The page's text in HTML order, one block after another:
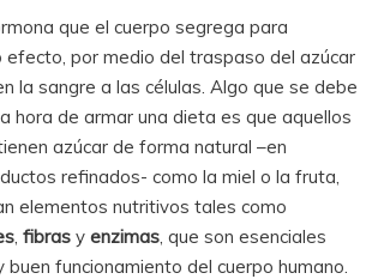
que el cuerpo segrega para
efecto, por medio del traspaso del azúcar
la sangre a las células. Algo que se debe
hora de armar una dieta es que aquellos
azúcar de forma natural –en
refinados- como la miel o la fruta,
elementos nutritivos tales como
, fibrasy enzimas, que son esenciales
funcionamiento del cuerpo humano.